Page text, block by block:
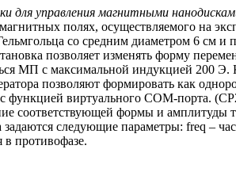
для управления магнитными
полях, осуществляемого на
со средним диаметром 6 см
позволяет изменять форму
МП с максимальной индукцией 200 Э.
позволяют формировать как
функцией виртуального COM-порта.
соответствующей формы и амплитуды
следующие параметры: freq –
в противофазе.